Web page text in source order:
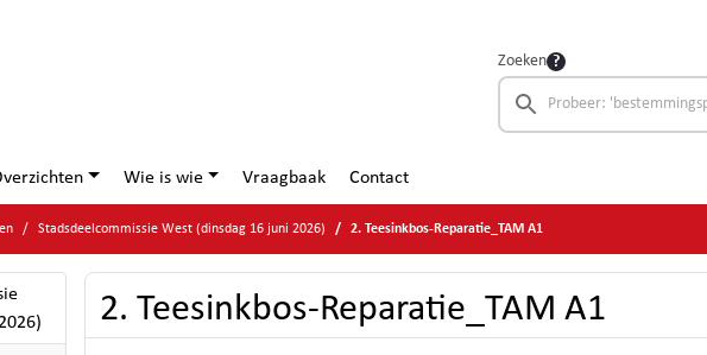
Zoeken
Wie is wie Vraagbaak Contact
Stadsdeelcommissie West (dinsdag 16 juni 2026) 2. Teesinkbos-Reparatie_TAM A1
2. Teesinkbos-Reparatie_TAM A1